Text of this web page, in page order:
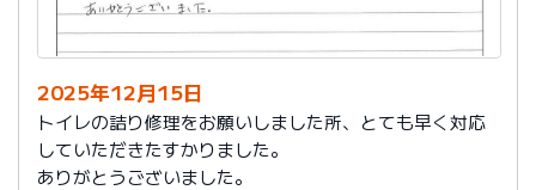
今後は、このような規模の修繕を行うことはおそらく起
こらず、小さな小さな修繕になろうかと思いますが、そ
の折は中田様、渡辺様にお願いさせていただくつもりで
おります。とても素晴らしい社員様です。
寒さもひとしお厳しい折でございますので、社長様、社
員の皆様にはどうぞくれぐれもご自愛くださいますよう
お祈り申し上げます。
2025年12月15日
トイレの詰り修理をお願いしました所、とても早く対応
していただきたすかりました。
ありがとうございました。